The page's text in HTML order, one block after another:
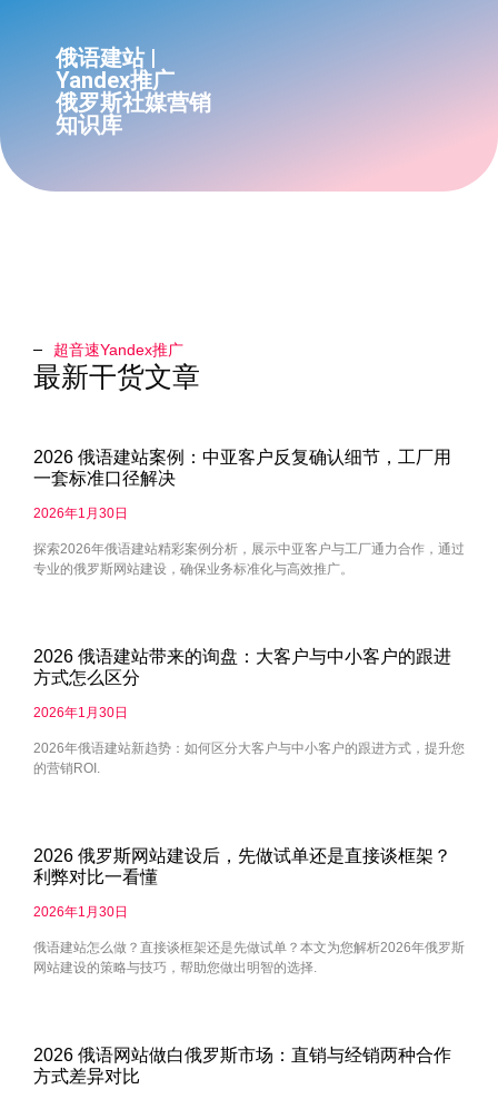
俄语建站 |
Yandex推广
俄罗斯社媒营销
知识库
超音速Yandex推广​
最新干货文章
2026 俄语建站案例：中亚客户反复确认细节，工厂用
一套标准口径解决
2026年1月30日
探索2026年俄语建站精彩案例分析，展示中亚客户与工厂通力合作，通过
专业的俄罗斯网站建设，确保业务标准化与高效推广。
2026 俄语建站带来的询盘：大客户与中小客户的跟进
方式怎么区分
2026年1月30日
2026年俄语建站新趋势：如何区分大客户与中小客户的跟进方式，提升您
的营销ROI.
2026 俄罗斯网站建设后，先做试单还是直接谈框架？
利弊对比一看懂
2026年1月30日
俄语建站怎么做？直接谈框架还是先做试单？本文为您解析2026年俄罗斯
网站建设的策略与技巧，帮助您做出明智的选择.
2026 俄语网站做白俄罗斯市场：直销与经销两种合作
方式差异对比